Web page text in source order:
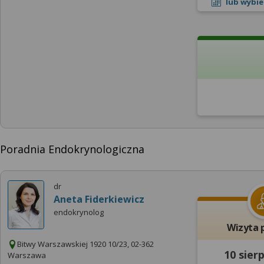
Poradnia Endokrynologiczna
dr
Aneta Fiderkiewicz
endokrynolog
Bitwy Warszawskiej 1920 10/23, 02-362
Warszawa
Wizyta
10